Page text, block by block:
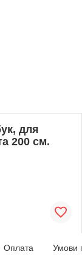
для
200 см.
Оплата Умови